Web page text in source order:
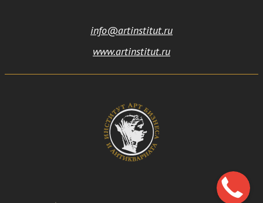
info@artinstitut.ru
www.artinstitut.ru